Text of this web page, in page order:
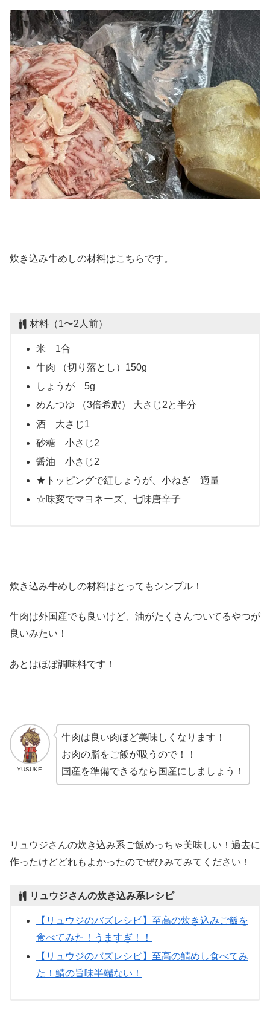
炊き込み牛めしの材料はこちらです。
材料（1〜2人前）
米 1合
牛肉 （切り落とし）150g
しょうが 5g
めんつゆ （3倍希釈） 大さじ2と半分
酒 大さじ1
砂糖 小さじ2
醤油 小さじ2
★トッピングで紅しょうが、小ねぎ 適量
☆味変でマヨネーズ、七味唐辛子
炊き込み牛めしの材料はとってもシンプル！
牛肉は外国産でも良いけど、油がたくさんついてるやつが
良いみたい！
あとはほぼ調味料です！
YUSUKE
牛肉は良い肉ほど美味しくなります！
お肉の脂をご飯が吸うので！！
国産を準備できるなら国産にしましょう！
リュウジさんの炊き込み系ご飯めっちゃ美味しい！過去に
作ったけどどれもよかったのでぜひみてみてください！
リュウジさんの炊き込み系レシピ
【リュウジのバズレシピ】至高の炊き込みご飯を
食べてみた！うますぎ！！
【リュウジのバズレシピ】至高の鯖めし食べてみ
た！鯖の旨味半端ない！